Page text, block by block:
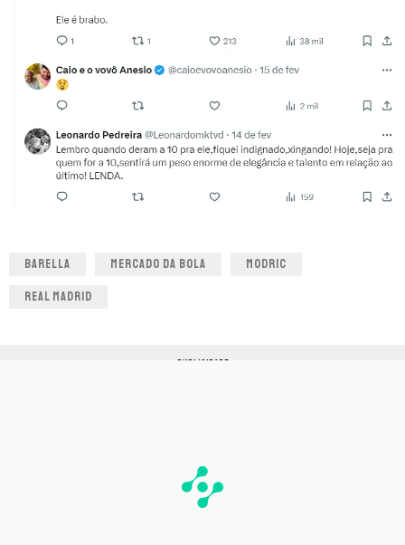
BARELLA MERCADO DA BOLA MODRIC
REAL MADRID
PUBLICIDADE